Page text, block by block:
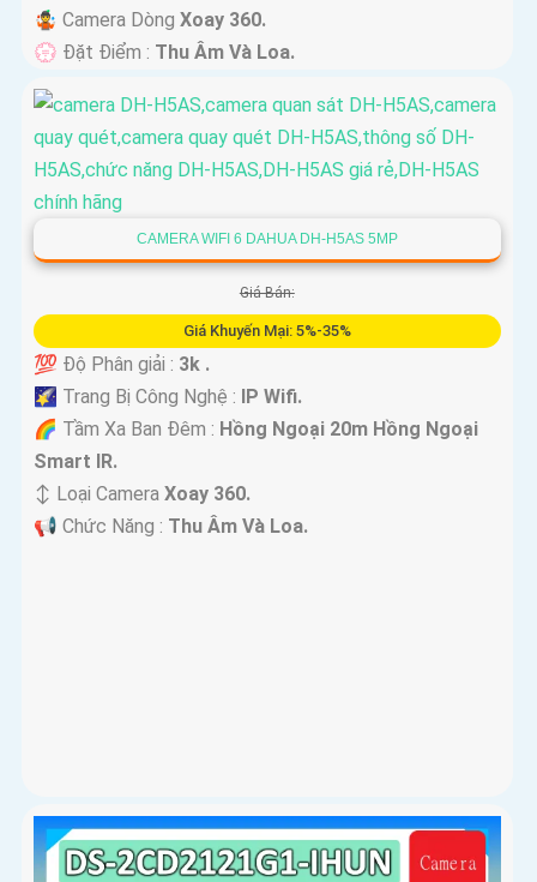
🤹 Camera Dòng Xoay 360.
️💮 Đặt Điểm : Thu Âm Và Loa.
CAMERA WIFI 6 DAHUA DH-H5AS 5MP
Giá Bán:
Giá Khuyến Mại: 5%-35%
💯 Độ Phân giải : 3k .
🌠 Trang Bị Công Nghệ : IP Wifi.
🌈 Tầm Xa Ban Đêm : Hồng Ngoại 20m Hồng Ngoại
Smart IR.
↕️ Loại Camera Xoay 360.
️📢 Chức Năng : Thu Âm Và Loa.